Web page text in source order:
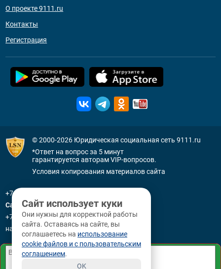
О проекте 9111.ru
Контакты
Регистрация
© 2000-2026 Юридическая социальная сеть 9111.ru
*Ответ на вопрос за 5 минут
гарантируется авторам VIP-вопросов.
Условия копирования материалов сайта
+7 (800) 505-91-11
Санкт-Петербург
+7 (812) 336-92-64
наб. р. Фонтанки, д. 59
Сайт использует куки
Они нужны для корректной работы
сайта. Оставаясь на сайте, вы
соглашаетесь на использование
cookie файлов и с пользовательским
соглашением.
OK